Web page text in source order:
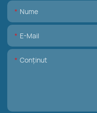
Nume
E-Mail
Conţinut